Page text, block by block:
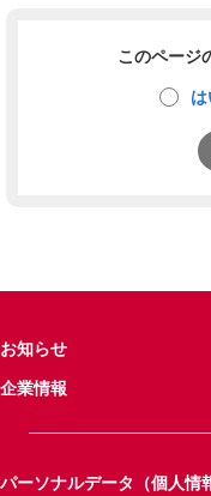
このページ
お知らせ
企業情報
パーソナルデータ（個人情